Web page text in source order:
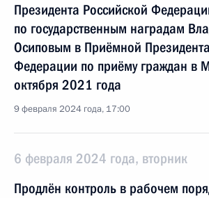
Президента Российской
по государственным наградам
Осиповым в Приёмной
Федерации по приёму граждан в
октября 2021 года
9 февраля 2024 года, 17:00
6 февраля 2024 года, вторник
Продлён контроль в рабочем